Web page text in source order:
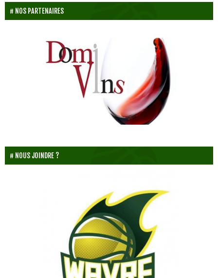
NOS PARTENAIRES
NOUS JOINDRE ?